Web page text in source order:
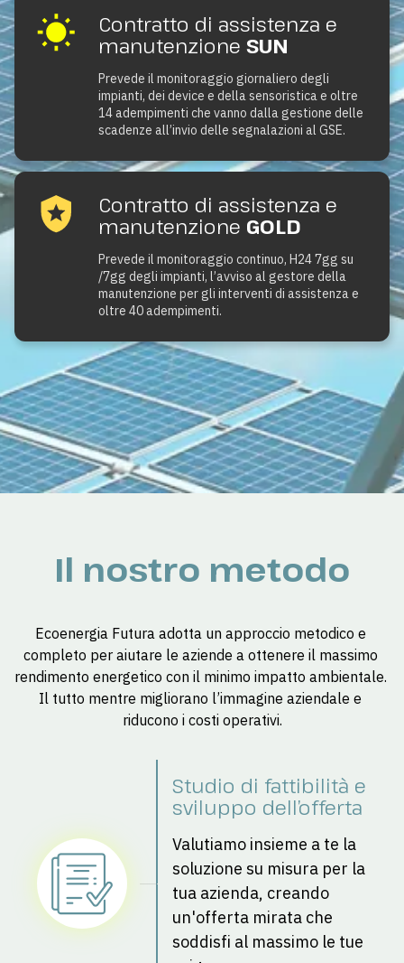
Contratto di assistenza e
manutenzioneSUN
Prevede il monitoraggio giornaliero degli
impianti, dei device e della sensoristica e oltre
14 adempimenti che vanno dalla gestione delle
scadenze all’invio delle segnalazioni al GSE.
Contratto di assistenza e
manutenzione GOLD
Prevede il monitoraggio continuo, H24 7gg su
/7gg degli impianti, l’avviso al gestore della
manutenzione per gli interventi di assistenza e
oltre 40 adempimenti.
Il nostro metodo
Ecoenergia Futura adotta un approccio metodico e
completo per aiutare le aziende a ottenere il massimo
rendimento energetico con il minimo impatto ambientale.
Il tutto mentre migliorano l’immagine aziendale e
riducono i costi operativi.
Studio di fattibilità e
sviluppo dell’offerta
Valutiamo insieme a te la
soluzione su misura per la
tua azienda, creando
un'offerta mirata che
soddisfi al massimo le tue